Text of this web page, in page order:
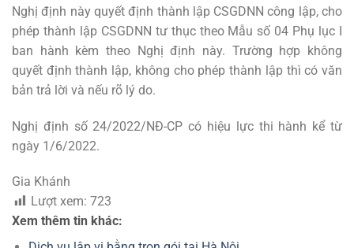
Nghị định này quyết định thành lập CSGDNN công lập, cho
phép thành lập CSGDNN tư thục theo Mẫu số 04 Phụ lục I
ban hành kèm theo Nghị định này. Trường hợp không
quyết định thành lập, không cho phép thành lập thì có văn
bản trả lời và nếu rõ lý do.
Nghị định số 24/2022/NĐ-CP có hiệu lực thi hành kể từ
ngày 1/6/2022.
Gia Khánh
Lượt xem: 723
Xem thêm tin khác: